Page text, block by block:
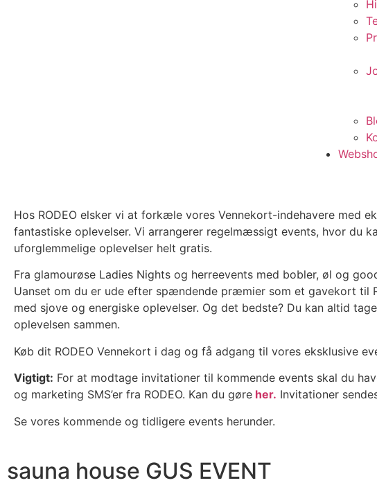
Hos RODEO elsker vi at forkæle vores Vennekort-indehavere med
fantastiske oplevelser. Vi arrangerer regelmæssigt events, hvor du
uforglemmelige oplevelser helt gratis.
Fra glamourøse Ladies Nights og herreevents med bobler, øl og
Uanset om du er ude efter spændende præmier som et gavekort til
med sjove og energiske oplevelser. Og det bedste? Du kan altid
oplevelsen sammen.
Køb dit RODEO Vennekort i dag og få adgang til vores eksklusive
Vigtigt: For at modtage invitationer til kommende events skal du
og marketing SMS’er fra RODEO. Kan du gøre her. Invitationer
Se vores kommende og tidligere events herunder.
sauna house GUS EVENT